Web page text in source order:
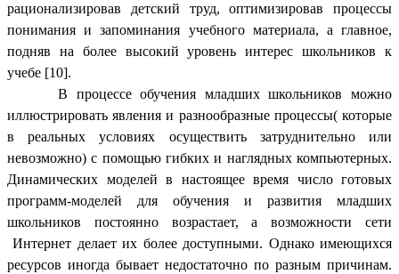
рационализировав детский труд, оптимизировав процессы
понимания и запоминания учебного материала, а главное,
подняв на более высокий уровень интерес школьников к
учебе [10].
В процессе обучения младших школьников можно
иллюстрировать явления и разнообразные процессы( которые
в реальных условиях осуществить затруднительно или
невозможно) с помощью гибких и наглядных компьютерных.
Динамических моделей в настоящее время число готовых
программ-моделей для обучения и развития младших
школьников постоянно возрастает, а возможности сети
Интернет делает их более доступными. Однако имеющихся
ресурсов иногда бывает недостаточно по разным причинам.